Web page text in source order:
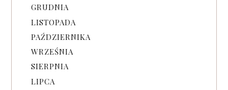
GRUDNIA
LISTOPADA
PAŹDZIERNIKA
WRZEŚNIA
SIERPNIA
LIPCA